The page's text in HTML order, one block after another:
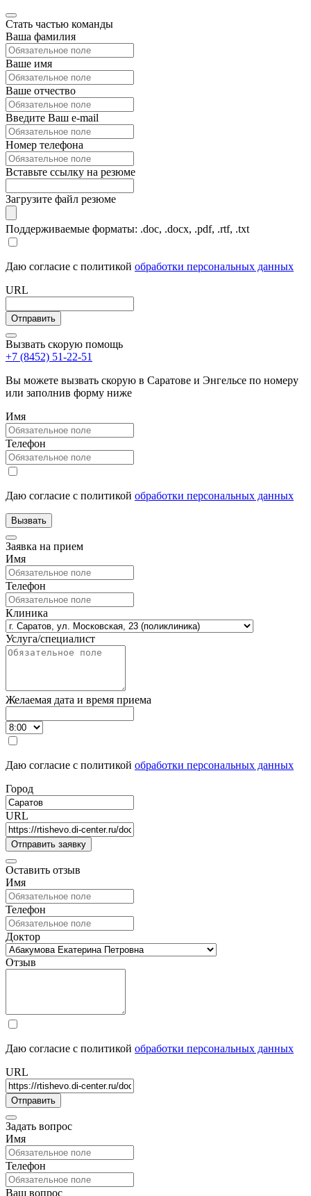
Стать частью команды
Ваша фамилия
Ваше имя
Ваше отчество
Введите Ваш e-mail
Номер телефона
Вставьте ссылку на резюме
Загрузите файл резюме
Поддерживаемые форматы: .doc, .docx, .pdf, .rtf, .txt
Даю согласие с политикой обработки персональных данных
URL
Вызвать скорую помощь
+7 (8452) 51-22-51
Вы можете вызвать скорую в Саратове и Энгельсе по номеру
или заполнив форму ниже
Имя
Телефон
Даю согласие с политикой обработки персональных данных
Заявка на прием
Имя
Телефон
Клиника
Услуга/специалист
Желаемая дата и время приема
Даю согласие с политикой обработки персональных данных
Город
URL
Оставить отзыв
Имя
Телефон
Доктор
Отзыв
Даю согласие с политикой обработки персональных данных
URL
Задать вопрос
Имя
Телефон
Ваш вопрос